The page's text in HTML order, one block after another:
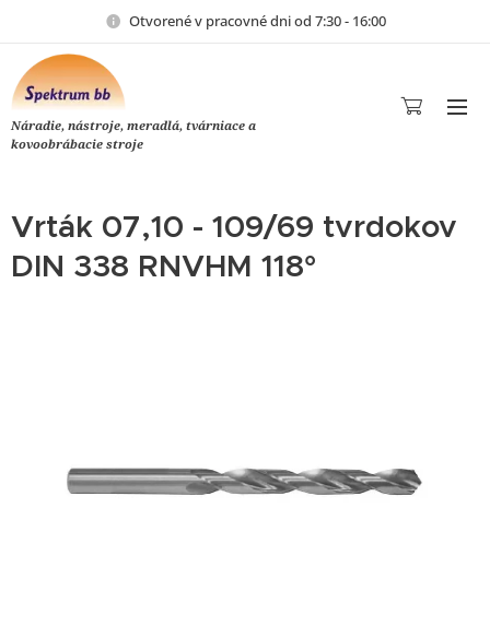
Otvorené v pracovné dni od 7:30 - 16:00
Náradie, nástroje, meradlá, tvárniace a
kovoobrábacie stroje
Vrták 07,10 - 109/69 tvrdokov
DIN 338 RNVHM 118°